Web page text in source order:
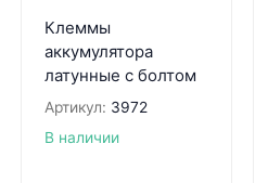
Клеммы
аккумулятора
латунные с болтом
Артикул: 3972
В наличии